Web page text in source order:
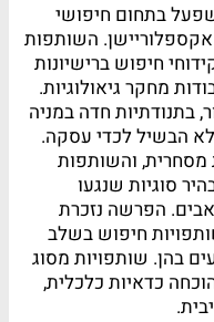
בתחום חיפושי
אקספלוריישן. השותפות
חיפוש ברישיונות
מחקר גיאולוגיות.
בתנודתיות חדה במניה
הבשיל לכדי עסקה.
מסחרית, והשותפות
סוגיות שנגעו
הפרשה נזכרת
חיפוש בשלב
בהן. שותפויות מסוג
כדאיות כלכלית,